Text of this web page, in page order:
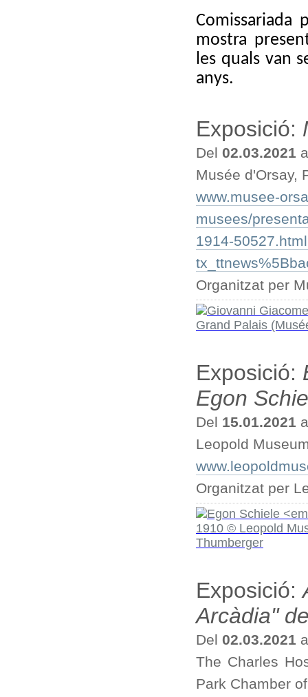
Comissariada
mostra
les quals van
anys.
Exposició:
Del 02.03.2021
Musée d'Orsay,
www.musee-
musees/
1914-
Organitzat per
Exposició:
Egon
Del 15.01.2021
Leopold
Organitzat per
Exposició:
Arcàdia"
Del 02.03.2021
The Charles
Park Chamber